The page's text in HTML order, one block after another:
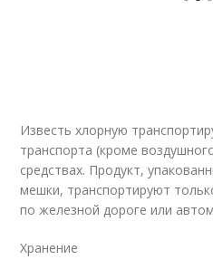
Известь хлорную
транспорта (кроме
средствах. Продукт,
мешки, транспортируют
по железной дороге или
Хранение